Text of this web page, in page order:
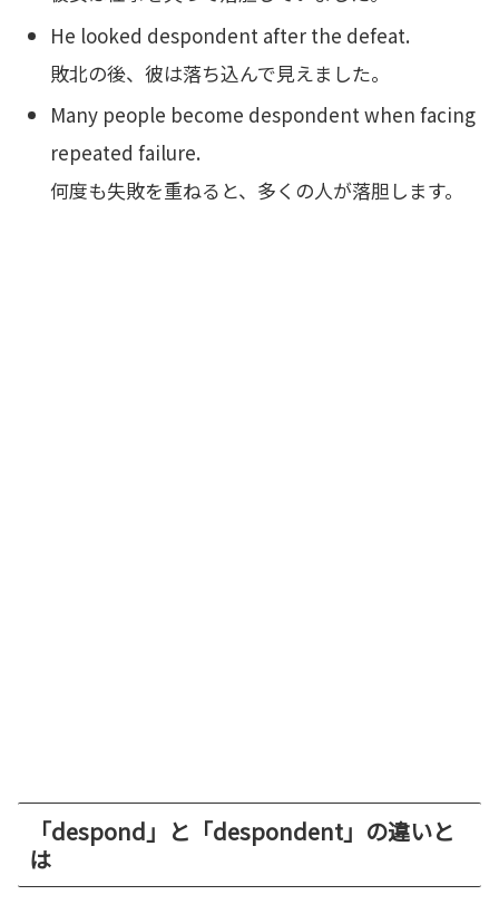
He looked despondent after the defeat.
敗北の後、彼は落ち込んで見えました。
Many people become despondent when facing
repeated failure.
何度も失敗を重ねると、多くの人が落胆します。
「despond」と「despondent」の違いと
は